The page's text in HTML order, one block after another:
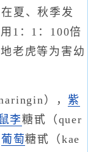
夏、秋季发
1：1：100倍
老虎等为害幼
），紫
鼠李糖甙（quer
葡萄糖甙（kae